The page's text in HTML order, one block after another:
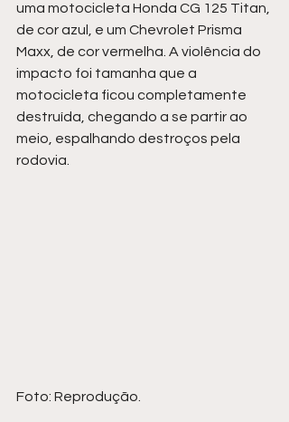
uma motocicleta Honda CG 125 Titan,
de cor azul, e um Chevrolet Prisma
Maxx, de cor vermelha. A violência do
impacto foi tamanha que a
motocicleta ficou completamente
destruída, chegando a se partir ao
meio, espalhando destroços pela
rodovia.
Foto: Reprodução.